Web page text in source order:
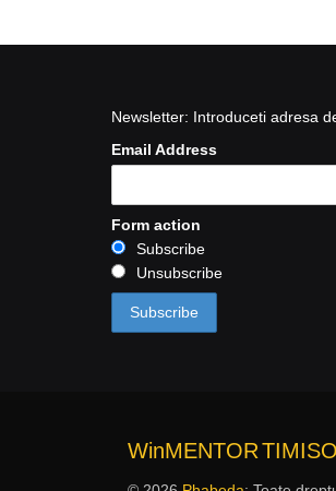
Newsletter: Introduceti adresa
Email Address
Form action
Subscribe
Unsubscribe
WinMENTOR